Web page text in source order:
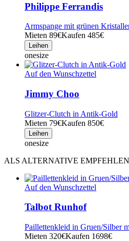
Philippe Ferrandis
Armspange mit grünen
Mieten 89€Kaufen 485€
Leihen
onesize
Auf den Wunschzettel
Jimmy Choo
Glitzer-Clutch in Antik-Gold
Mieten 79€Kaufen 850€
Leihen
onesize
ALS ALTERNATIVE
Auf den Wunschzettel
Talbot Runhof
Paillettenkleid in Gruen/Silber
Mieten 320€Kaufen 1698€